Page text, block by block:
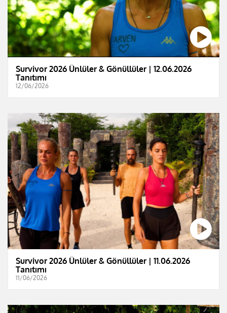
Survivor 2026 Ünlüler & Gönüllüler | 12.06.2026
Tanıtımı
12/06/2026
Survivor 2026 Ünlüler & Gönüllüler | 11.06.2026
Tanıtımı
11/06/2026